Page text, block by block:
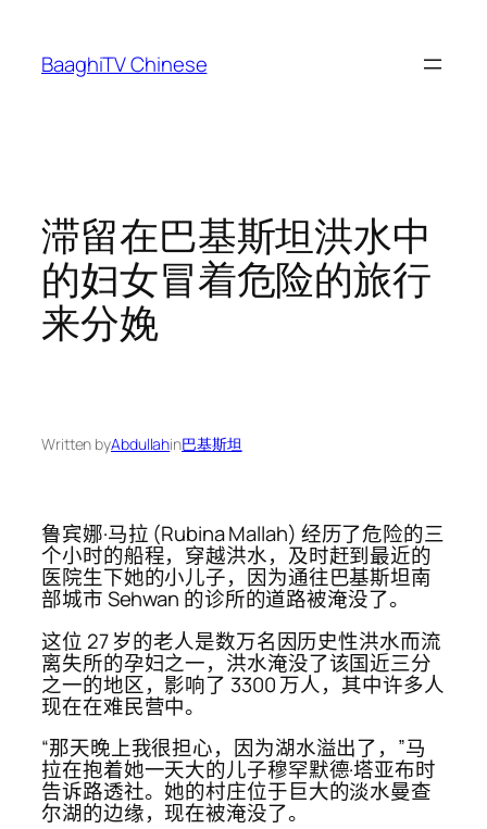
content
BaaghiTV Chinese
滞留在巴基斯坦洪水中
的妇女冒着危险的旅行
来分娩
Written byAbdullahin巴基斯坦
鲁宾娜·马拉 (Rubina Mallah) 经历了危险的三
个小时的船程，穿越洪水，及时赶到最近的
医院生下她的小儿子，因为通往巴基斯坦南
部城市 Sehwan 的诊所的道路被淹没了。
这位 27 岁的老人是数万名因历史性洪水而流
离失所的孕妇之一，洪水淹没了该国近三分
之一的地区，影响了 3300 万人，其中许多人
现在在难民营中。
“那天晚上我很担心，因为湖水溢出了，”马
拉在抱着她一天大的儿子穆罕默德·塔亚布时
告诉路透社。她的村庄位于巨大的淡水曼查
尔湖的边缘，现在被淹没了。